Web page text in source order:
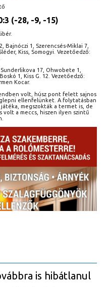
(-28, -9, -15)
Bajnóczi 1, Szerencsés-Miklai 7,
Kiss, Somogyi. Vezetőedző:
17, Ohwobete 1,
1, Kiss G. 12. Vezetőedző:
Kocar.
volt, húsz pont felett sajnos
ellenfelünket. A folytatásban
megszokták a termet is, de
volt a meccs, hiszen ilyen szintű
is hibátlanul